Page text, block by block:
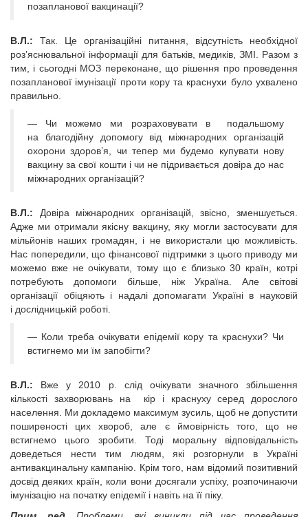
позапланової вакцинації?
В.Л.: Так. Це організаційні питання, відсутність необхідної
роз’яснювальної інформації для батьків, медиків, ЗМІ. Разом з
тим, і сьогодні МОЗ переконане, що рішення про проведення
позапланової імунізації проти кору та краснухи було ухвалено
правильно.
— Чи можемо ми розраховувати в подальшому
на благодійну допомогу від міжнародних організацій
охорони здоров’я, чи тепер ми будемо купувати нову
вакцину за свої кошти і чи не підривається довіра до нас
міжнародних організацій?
В.Л.: Довіра міжнародних організацій, звісно, зменшується.
Адже ми отримали якісну вакцину, яку могли застосувати для
мільйонів наших громадян, і не використали цю можливість.
Нас попередили, що фінансової підтримки з цього приводу ми
можемо вже не очікувати, тому що є близько 30 країн, котрі
потребують допомоги більше, ніж Україна. Але світові
організації обіцяють і надалі допомагати Україні в науковій
і дослідницькій роботі.
— Коли треба очікувати епідемії кору та краснухи? Чи
встигнемо ми їм запобігти?
В.Л.: Вже у 2010 р. слід очікувати значного збільшення
кількості захворювань на кір і краснуху серед дорослого
населення. Ми докладемо максимум зусиль, щоб не допустити
поширеності цих хвороб, але є ймовірність того, що не
встигнемо цього зробити. Тоді моральну відповідальність
доведеться нести тим людям, які розгорнули в Україні
антивакцинальну кампанію. Крім того, нам відомий позитивний
досвід деяких країн, коли вони досягали успіху, розпочинаючи
імунізацію на початку епідемії і навіть на її піку.